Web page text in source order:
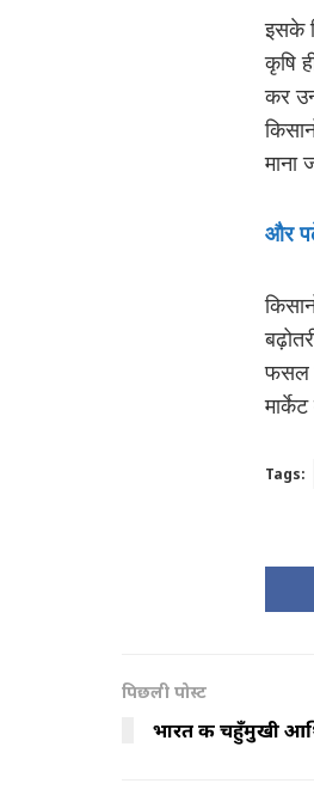
इसके
कृषि
कर
माना
और
फसल
Tags:
पिछली पोस्ट
भारत की चहुँमुखी